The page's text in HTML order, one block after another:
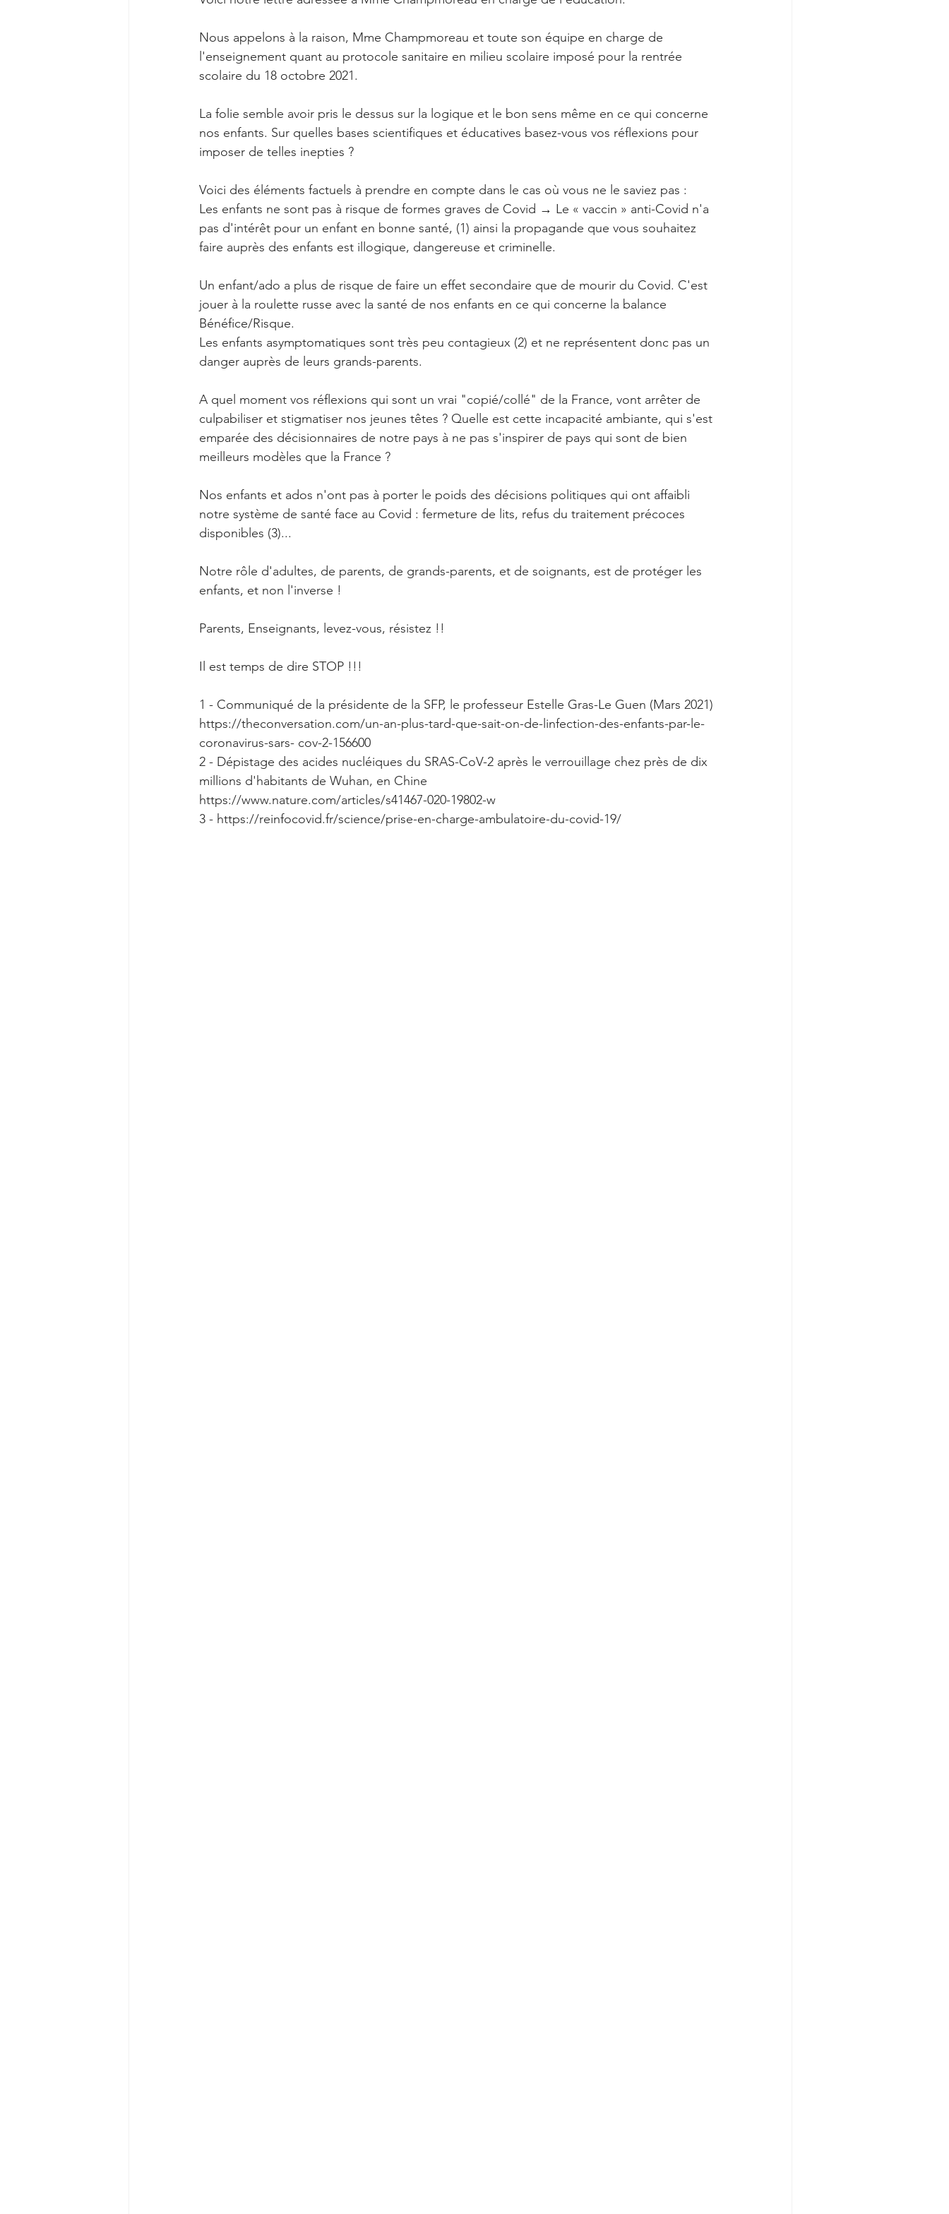
Nous appelons à la raison, Mme Champmoreau et toute son équipe en charge de
l'enseignement quant au protocole sanitaire en milieu scolaire imposé pour la rentrée
scolaire du 18 octobre 2021.
La folie semble avoir pris le dessus sur la logique et le bon sens même en ce qui concerne
nos enfants. Sur quelles bases scientifiques et éducatives basez-vous vos réflexions pour
imposer de telles inepties ?
Voici des éléments factuels à prendre en compte dans le cas où vous ne le saviez pas :
Les enfants ne sont pas à risque de formes graves de Covid → Le « vaccin » anti-Covid n'a
pas d'intérêt pour un enfant en bonne santé, (1) ainsi la propagande que vous souhaitez
faire auprès des enfants est illogique, dangereuse et criminelle.
Un enfant/ado a plus de risque de faire un effet secondaire que de mourir du Covid. C'est
jouer à la roulette russe avec la santé de nos enfants en ce qui concerne la balance
Bénéfice/Risque.
Les enfants asymptomatiques sont très peu contagieux (2) et ne représentent donc pas un
danger auprès de leurs grands-parents.
A quel moment vos réflexions qui sont un vrai "copié/collé" de la France, vont arrêter de
culpabiliser et stigmatiser nos jeunes têtes ? Quelle est cette incapacité ambiante, qui s'est
emparée des décisionnaires de notre pays à ne pas s'inspirer de pays qui sont de bien
meilleurs modèles que la France ?
Nos enfants et ados n'ont pas à porter le poids des décisions politiques qui ont affaibli
notre système de santé face au Covid : fermeture de lits, refus du traitement précoces
disponibles (3)...
Notre rôle d'adultes, de parents, de grands-parents, et de soignants, est de protéger les
enfants, et non l'inverse !
Parents, Enseignants, levez-vous, résistez !!
Il est temps de dire STOP !!!
1 - Communiqué de la présidente de la SFP, le professeur Estelle Gras-Le Guen (Mars 2021)
https://theconversation.com/un-an-plus-tard-que-sait-on-de-linfection-des-enfants-par-le-
coronavirus-sars- cov-2-156600
2 - Dépistage des acides nucléiques du SRAS-CoV-2 après le verrouillage chez près de dix
millions d'habitants de Wuhan, en Chine
https://www.nature.com/articles/s41467-020-19802-w
3 - https://reinfocovid.fr/science/prise-en-charge-ambulatoire-du-covid-19/